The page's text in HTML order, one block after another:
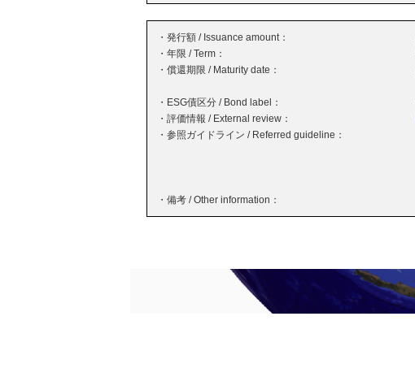
・発行額 / Issuance amount：
・年限 / Term：
・償還期限 / Maturity date：
・ESG債区分 / Bond label：
・評価情報 / External review：
・参照ガイドライン / Referred guideline：
・備考 / Other information：